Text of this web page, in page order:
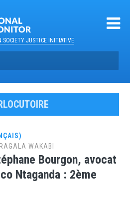
SOCIETY JUSTICE INITIATIVE
WAKABI
Bourgon, avocat
Ntaganda : 2ème